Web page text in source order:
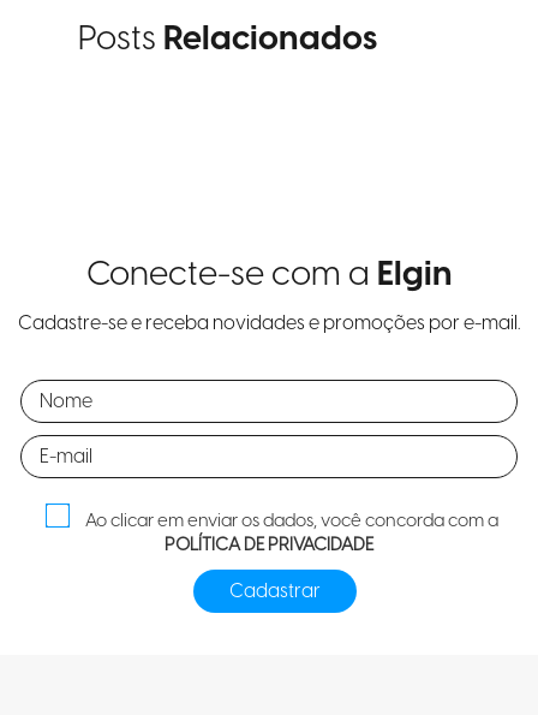
Posts Relacionados
Conecte-se com a Elgin
Cadastre-se e receba novidades e promoções por e-mail.
Ao clicar em enviar os dados, você concorda com a
POLÍTICA DE PRIVACIDADE